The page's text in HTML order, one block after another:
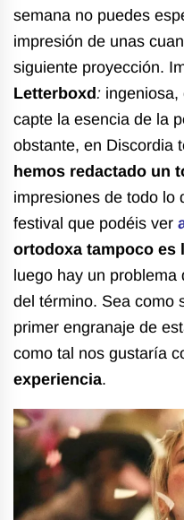
semana no puedes
impresión de unas
siguiente proyección.
Letterboxd: ingeniosa,
capte la esencia de la
obstante, en Discordia
hemos redactado un
impresiones de todo lo
festival que podéis ver
ortodoxa tampoco es
luego hay un
del término. Sea como
primer engranaje de
como tal nos gustaría
experiencia.